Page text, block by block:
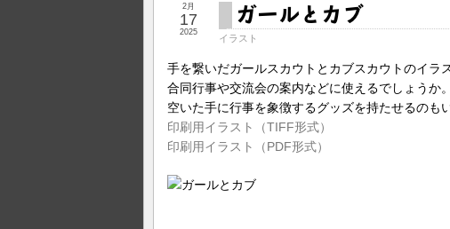
ガールとカブ
イラスト
2月
17
2025
手を繋いだガールスカウトとカブスカウトのイラス
合同行事や交流会の案内などに使えるでしょうか。
空いた手に行事を象徴するグッズを持たせるのも
印刷用イラスト（TIFF形式）
印刷用イラスト（PDF形式）